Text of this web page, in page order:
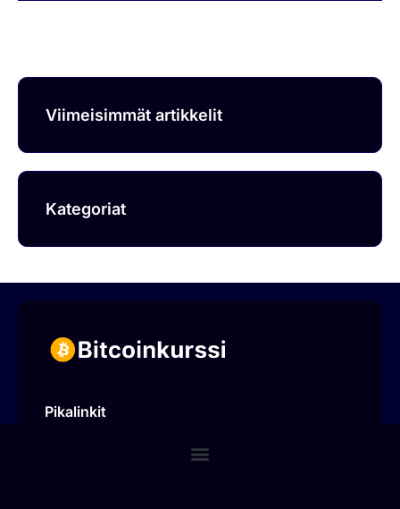
Viimeisimmät artikkelit
Kategoriat
Pikalinkit